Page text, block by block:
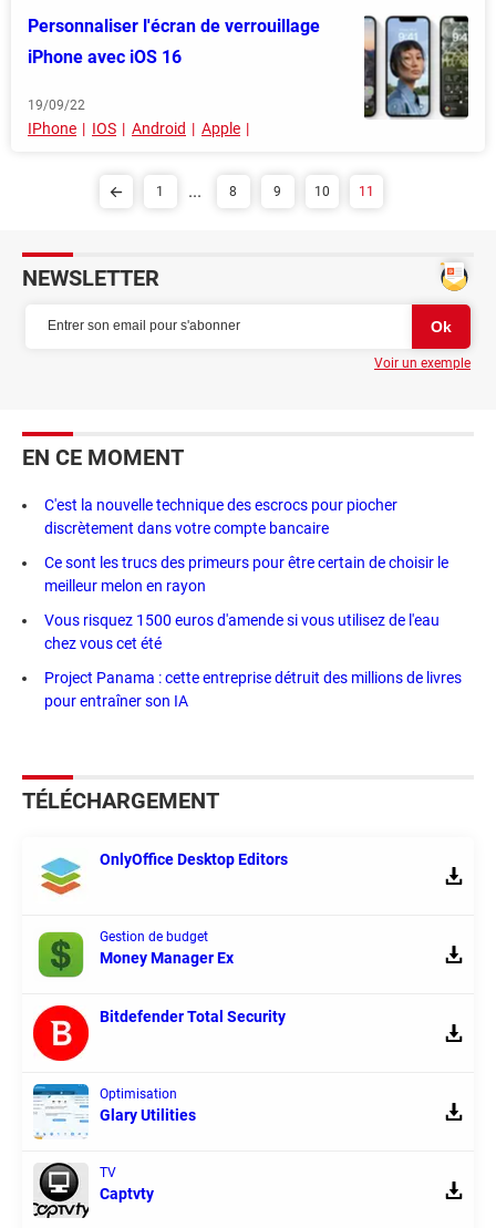
Personnaliser l'écran de verrouillage
iPhone avec iOS 16
19/09/22
IPhone IOS Android Apple
1 ... 8 9 10 11
NEWSLETTER
Voir un exemple
EN CE MOMENT
C'est la nouvelle technique des escrocs pour piocher
discrètement dans votre compte bancaire
Ce sont les trucs des primeurs pour être certain de choisir le
meilleur melon en rayon
Vous risquez 1500 euros d'amende si vous utilisez de l'eau
chez vous cet été
Project Panama : cette entreprise détruit des millions de livres
pour entraîner son IA
TÉLÉCHARGEMENT
OnlyOffice Desktop Editors
Gestion de budget
Money Manager Ex
Bitdefender Total Security
Optimisation
Glary Utilities
TV
Captvty